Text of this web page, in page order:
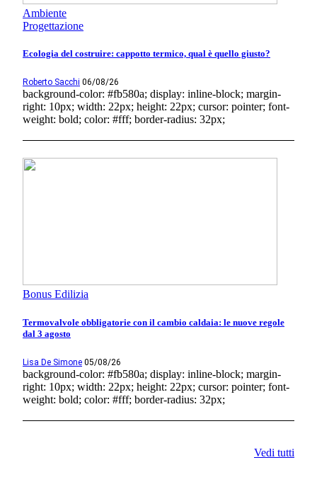
Ambiente
Progettazione
Ecologia del costruire: cappotto termico, qual è quello giusto?
Roberto Sacchi 06/08/26
background-color: #fb580a; display: inline-block; margin-
right: 10px; width: 22px; height: 22px; cursor: pointer; font-
weight: bold; color: #fff; border-radius: 32px;
Bonus Edilizia
Termovalvole obbligatorie con il cambio caldaia: le nuove regole
dal 3 agosto
Lisa De Simone 05/08/26
background-color: #fb580a; display: inline-block; margin-
right: 10px; width: 22px; height: 22px; cursor: pointer; font-
weight: bold; color: #fff; border-radius: 32px;
Vedi tutti